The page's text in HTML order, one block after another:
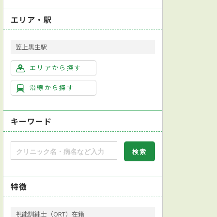
エリア・駅
笠上黒生駅
エリアから探す
沿線から探す
キーワード
特徴
視能訓練士（ORT）在籍